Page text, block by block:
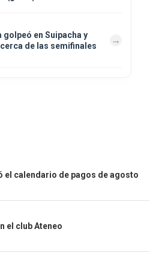
golpeó en Suipacha y
de las semifinales
el calendario de pagos de agosto
el club Ateneo